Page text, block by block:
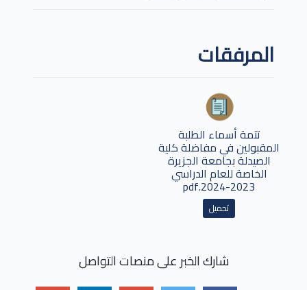
المرفقات
تتمة أسماء الطلبة
المقبولين في مفاضلة كلية
الصيدلة بجامعة الجزيرة
الخاصة للعام الدراسي
2023-2024.pdf
تحميل
شارك الخبر على منصات التواصل